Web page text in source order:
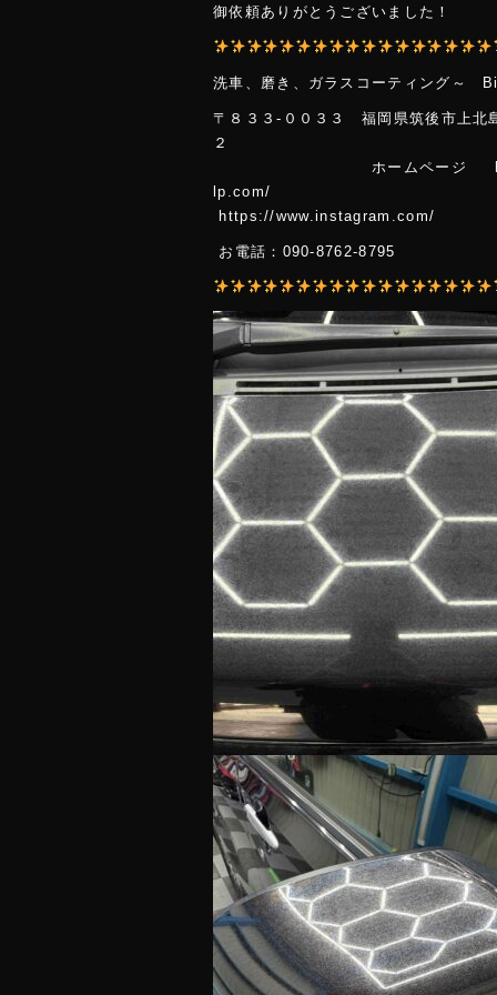
御依頼ありがとうございました！
洗車、磨き 、ガラスコーティング～
〒８３３-００３３ 福岡県筑後市上北
ホームページ https://
lp.com/
https://www.instagram.com/
お電話：090-8762-8795